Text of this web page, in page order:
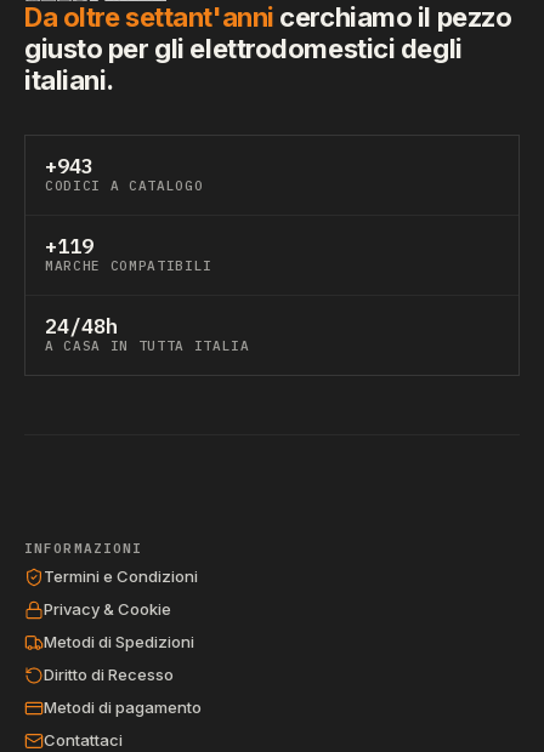
Da oltre settant'anni cerchiamo il pezzo
giusto per gli elettrodomestici degli
italiani.
+943
CODICI A CATALOGO
+119
MARCHE COMPATIBILI
24/48h
A CASA IN TUTTA ITALIA
INFORMAZIONI
Termini e Condizioni
Privacy & Cookie
Metodi di Spedizioni
Diritto di Recesso
Metodi di pagamento
Contattaci